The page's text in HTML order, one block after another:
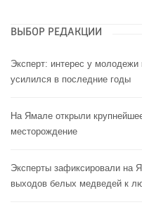
ВЫБОР РЕДАКЦИИ
Эксперт: интерес у молодежи
усилился в последние годы
На Ямале открыли
месторождение
Эксперты зафиксировали на
выходов белых медведей к